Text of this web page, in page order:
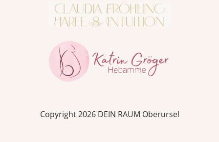
Copyright 2026 DEIN RAUM Oberursel